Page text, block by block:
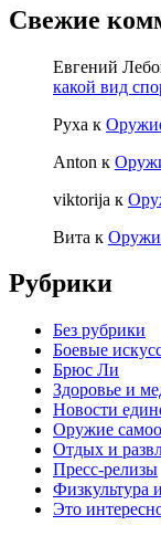
Свежие
Евгений
какой вид
Руха к
Anton к
viktorija к
Вита к
Рубрики
Без рубрики
Боевые
Брюс Ли
Здоровье и
Новости
Оружие
Отдых и
Пресс-релизы
Физкультура
Это